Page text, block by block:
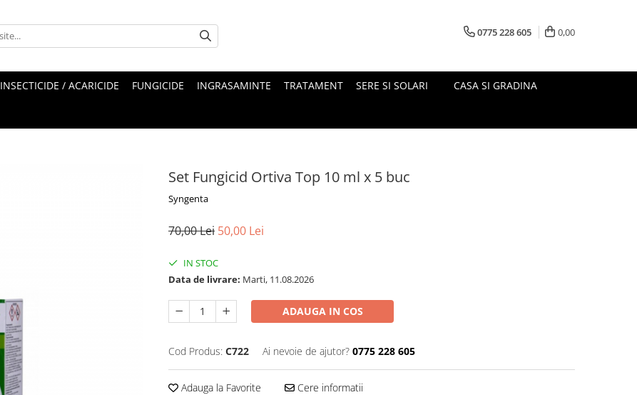
0775 228 605 0,00
INSECTICIDE / ACARICIDE FUNGICIDE INGRASAMINTE TRATAMENT SERE SI SOLARI CASA SI GRADINA
Set Fungicid Ortiva Top 10 ml x 5 buc
Syngenta
70,00 Lei 50,00 Lei
IN STOC
Data de livrare: Marti, 11.08.2026
ADAUGA IN COS
Cod Produs: C722 Ai nevoie de ajutor? 0775 228 605
Adauga la Favorite Cere informatii